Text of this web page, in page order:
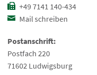
+49 7141 140-434
Mail schreiben
Postanschrift:
Postfach 220
71602 Ludwigsburg